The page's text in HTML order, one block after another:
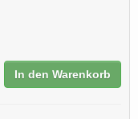
In den Warenkorb